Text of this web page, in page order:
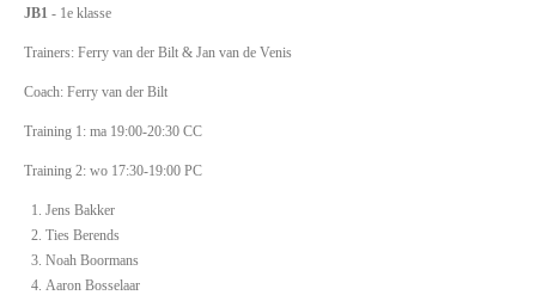
JB1 - 1e klasse
Trainers: Ferry van der Bilt & Jan van de Venis
Coach: Ferry van der Bilt
Training 1: ma 19:00-20:30 CC
Training 2: wo 17:30-19:00 PC
Jens Bakker
Ties Berends
Noah Boormans
Aaron Bosselaar